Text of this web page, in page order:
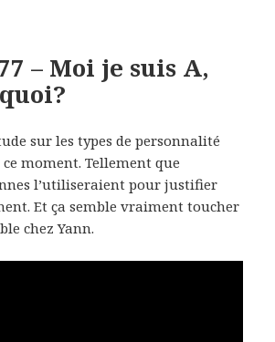
– Moi je suis A,
sur les types de personnalité
moment. Tellement que
l’utiliseraient pour justifier
Et ça semble vraiment toucher
chez Yann.